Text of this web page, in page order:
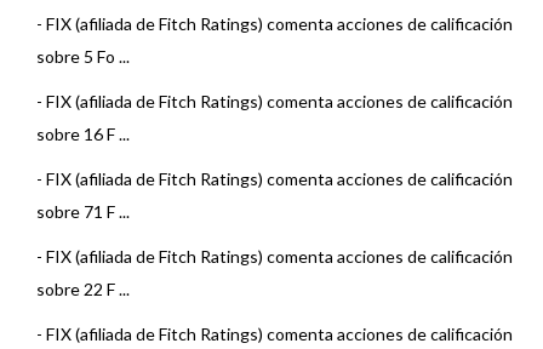
- FIX (afiliada de Fitch Ratings) comenta acciones de calificación
sobre 5 Fo ...
- FIX (afiliada de Fitch Ratings) comenta acciones de calificación
sobre 16 F ...
- FIX (afiliada de Fitch Ratings) comenta acciones de calificación
sobre 71 F ...
- FIX (afiliada de Fitch Ratings) comenta acciones de calificación
sobre 22 F ...
- FIX (afiliada de Fitch Ratings) comenta acciones de calificación